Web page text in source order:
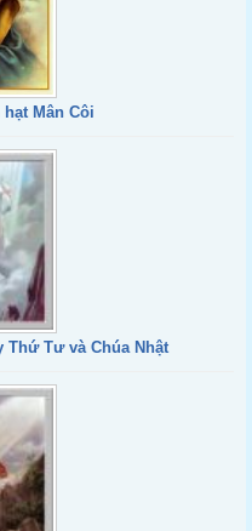
Mân Côi
Thứ Tư và Chúa Nhật